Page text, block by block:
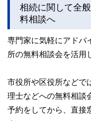
かしく感じられ
をわかりやすく
このように編
執筆者・監修者
やすさはもちろ
私たちは、快適
コンシェルジュ
相続に関して全
料相談へ
専門家に気軽にアドバ
所の無料相談会を活用
市役所や区役所などで
理士などへの無料相談
予約をしてから、直接